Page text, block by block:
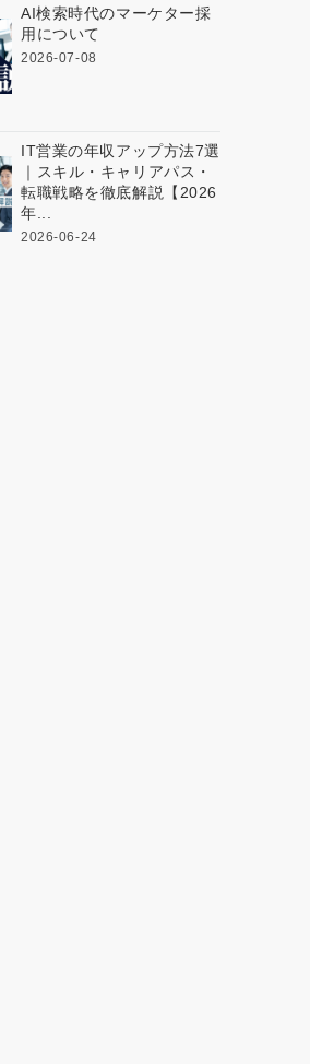
AI検索時代のマーケター採
用について
2026-07-08
IT営業の年収アップ方法7選
｜スキル・キャリアパス・
転職戦略を徹底解説【2026
年...
2026-06-24